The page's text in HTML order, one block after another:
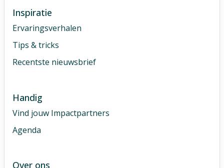
Inspiratie
Ervaringsverhalen
Tips & tricks
Recentste nieuwsbrief
Handig
Vind jouw Impactpartners
Agenda
Over ons